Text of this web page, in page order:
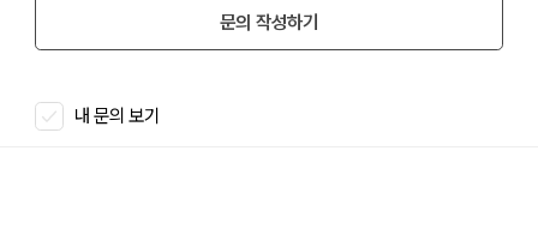
문의 작성하기
내 문의 보기